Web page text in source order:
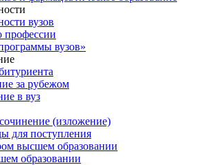
вузов
профессии
вузов»
за рубежом
в вуз
(изложение)
для поступления
высшем образовании
образовании